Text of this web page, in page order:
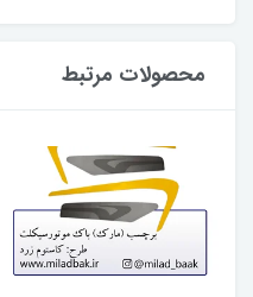
محصولات مرتبط